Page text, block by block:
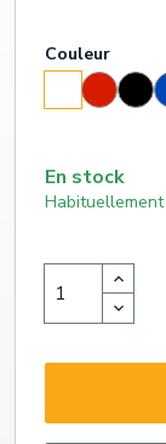
Couleur
BlancRouge
(186
Noir
En stock